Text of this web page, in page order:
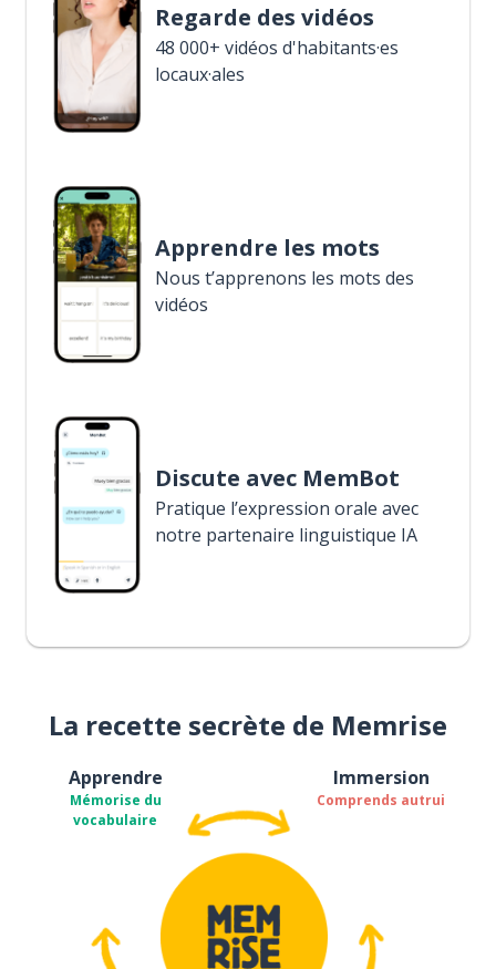
Regarde des vidéos
48 000+ vidéos d'habitants·es
locaux·ales
Apprendre les mots
Nous t’apprenons les mots des
vidéos
Discute avec MemBot
Pratique l’expression orale avec
notre partenaire linguistique IA
La recette secrète de Memrise
Apprendre
Mémorise du
vocabulaire
Immersion
Comprends autrui